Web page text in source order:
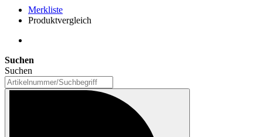
Merkliste
Produktvergleich
Suchen
Suchen